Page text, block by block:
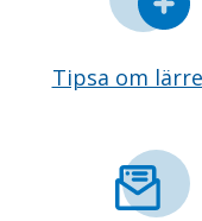
Tipsa om